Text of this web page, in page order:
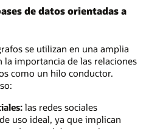
de datos orientadas a
se utilizan en una amplia
la importancia de las relaciones
como un hilo conductor.
las redes sociales
uso ideal, ya que implican